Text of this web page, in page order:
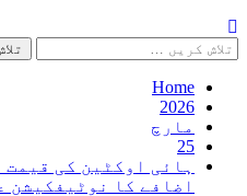
تلاش
کریں
برائے:Home
2026
مارچ
25
اضافے کا نوٹیفکیشن